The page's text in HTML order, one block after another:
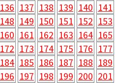
136 137 138 139 140 141
148 149 150 151 152 153
160 161 162 163 164 165
172 173 174 175 176 177
184 185 186 187 188 189
196 197 198 199 200 201